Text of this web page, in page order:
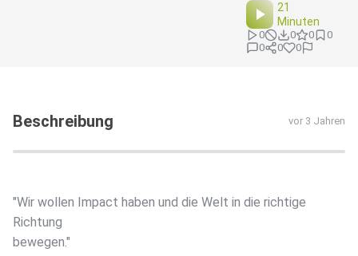
21
Minuten
0 0 0
0
0
0 0
Beschreibung vor 3 Jahren
"Wir wollen Impact haben und die Welt in die richtige
Richtung
bewegen."